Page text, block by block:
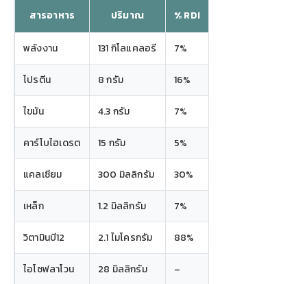
สารอาหาร ปริมาณ % RDI
พลังงาน 131 กิโลแคลอรี 7%
โปรตีน 8 กรัม 16%
ไขมัน 4.3 กรัม 7%
คาร์โบไฮเดรต 15 กรัม 5%
แคลเซียม 300 มิลลิกรัม 30%
เหล็ก 1.2 มิลลิกรัม 7%
วิตามินบี12 2.1 ไมโครกรัม 88%
ไอโซฟลาโวน 28 มิลลิกรัม –